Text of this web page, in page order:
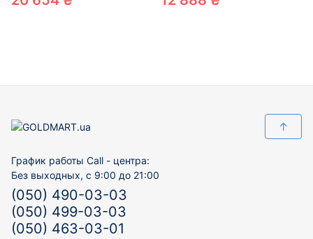
↑
График работы Call - центра:
Без выходных, с 9:00 до 21:00
(050) 490-03-03
(050) 499-03-03
(050) 463-03-01